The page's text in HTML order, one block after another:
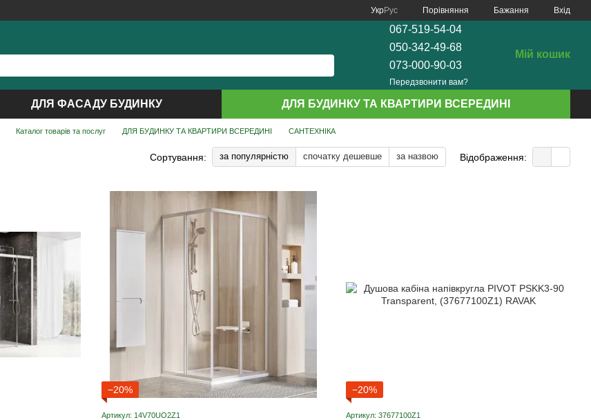
УкрРус Порівняння Бажання Вхід
067-519-54-04
050-342-49-68
073-000-90-03
Передзвонити вам?
Мій кошик
ДЛЯ ФАСАДУ БУДИНКУ ДЛЯ БУДИНКУ ТА КВАРТИРИ ВСЕРЕДИНІ
Каталог товарів та послуг ДЛЯ БУДИНКУ ТА КВАРТИРИ ВСЕРЕДИНІ САНТЕХНІКА
Сортування: за популярністю спочатку дешевше за назвою Відображення:
−20%
Артикул: 14V70UO2Z1
−20%
Артикул: 37677100Z1